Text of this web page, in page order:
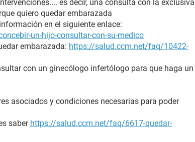
es decir, una consulta con la exclusiva
quiero quedar embarazada
en el siguiente enlace:
un-hijo-consultar-con-su-medico
embarazada: https://salud.ccm.net/faq/10422-
con un ginecólogo infertólogo para que haga un
asociados y condiciones necesarias para poder
saber https://salud.ccm.net/faq/6617-quedar-